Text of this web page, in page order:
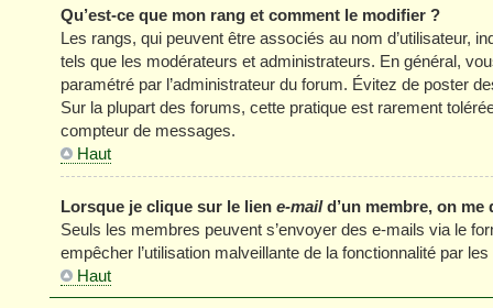
Qu’est-ce que mon rang et comment le modifier ?
Les rangs, qui peuvent être associés au nom d’utilisateur,
tels que les modérateurs et administrateurs. En général,
paramétré par l’administrateur du forum. Évitez de poster
Sur la plupart des forums, cette pratique est rarement
compteur de messages.
Haut
Lorsque je clique sur le lien e-maild’un membre, on me
Seuls les membres peuvent s’envoyer des e-mails via le
empêcher l’utilisation malveillante de la fonctionnalité par
Haut